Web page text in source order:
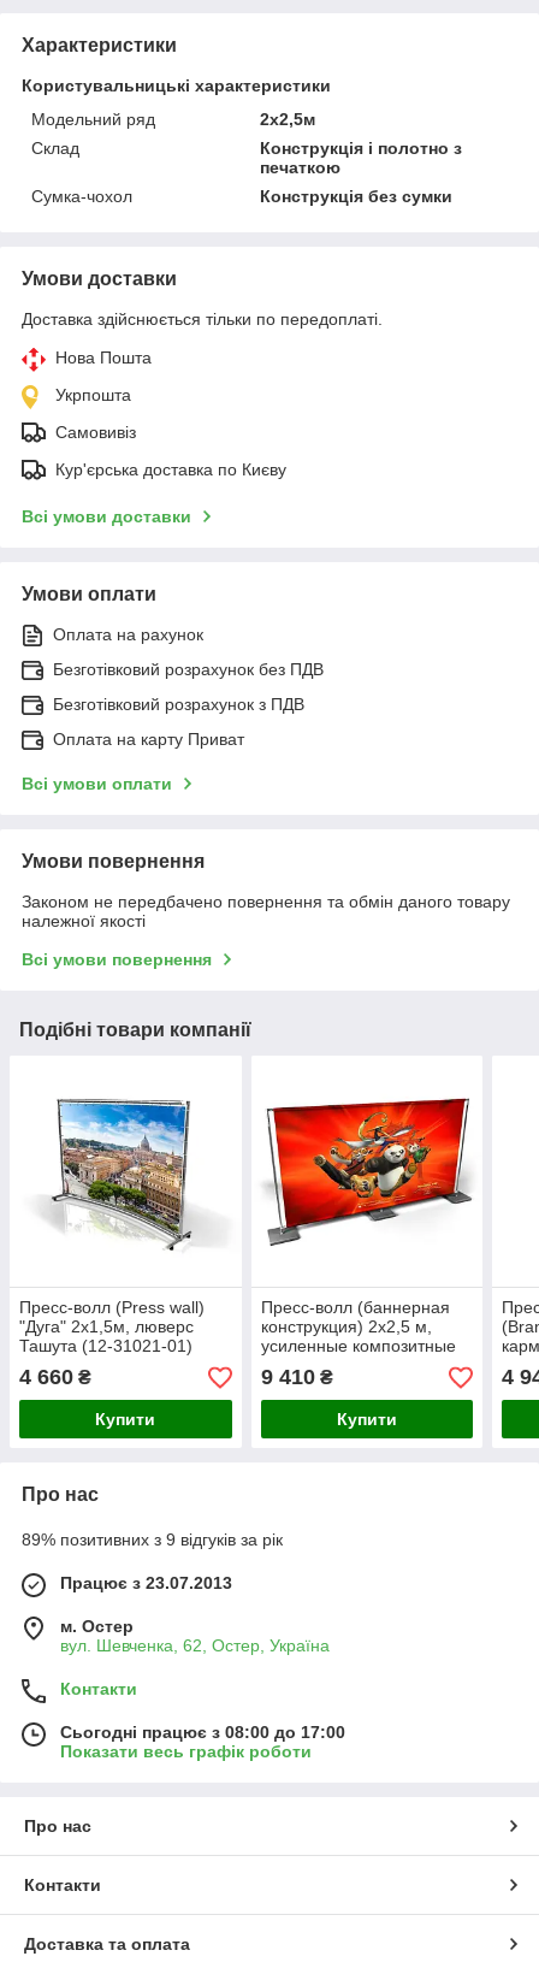
Характеристики
Користувальницькі характеристики
Модельний ряд
2х2,5м
Склад
Конструкція і полотно з
печаткою
Сумка-чохол
Конструкція без сумки
Умови доставки
Доставка здійснюється тільки по передоплаті.
Нова Пошта
Укрпошта
Самовивіз
Кур'єрська доставка по Києву
Всі умови доставки
Умови оплати
Оплата на рахунок
Безготівковий розрахунок без ПДВ
Безготівковий розрахунок з ПДВ
Оплата на карту Приват
Всі умови оплати
Умови повернення
Законом не передбачено повернення та обмін даного товару
належної якості
Всі умови повернення
Подібні товари компанії
Пресс-волл (Press wall)
"Дуга" 2х1,5м, люверс
Ташута (12-31021-01)
4 660 ₴
Купити
Пресс-волл (баннерная
конструкция) 2х2,5 м,
усиленные композитные
ноги, карманы Ташута
(12-31140-01)
9 410₴
Купити
4
Про нас
89% позитивних з 9 відгуків за рік
Працює з 23.07.2013
м. Остер
вул. Шевченка, 62, Остер, Україна
Контакти
Сьогодні працює з 08:00 до 17:00
Показати весь графік роботи
Про нас
Контакти
Доставка та оплата